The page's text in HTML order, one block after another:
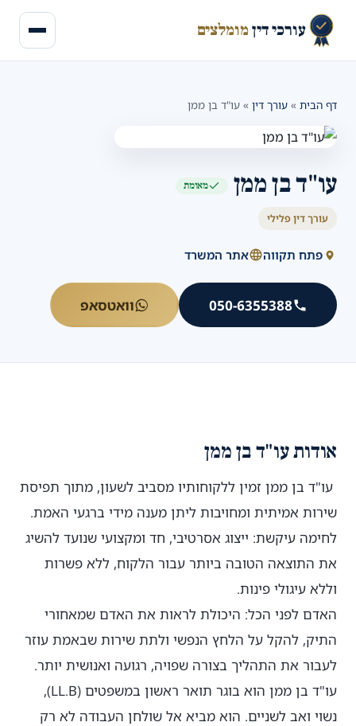
עורכי דיןמומלצים
דף הבית » עורך דין » עו"ד בן ממן
עו"ד בן ממן מאומת
עורך דין פלילי
פתח תקווה אתר המשרד
050-6355388 וואטסאפ
אודות עו"ד בן ממן
עו"ד בן ממן זמין ללקוחותיו מסביב לשעון, מתוך תפיסת
שירות אמיתית ומחויבות ליתן מענה מידי ברגעי האמת.
לחימה עיקשת: ייצוג אסרטיבי, חד ומקצועי שנועד להשיג
את התוצאה הטובה ביותר עבור הלקוח, ללא פשרות
וללא עיגולי פינות.
האדם לפני הכל: היכולת לראות את האדם שמאחורי
התיק, להקל על הלחץ הנפשי ולתת שירות שבאמת עוזר
לעבור את התהליך בצורה שפויה, רגועה ואנושית יותר.
עו"ד בן ממן הוא בוגר תואר ראשון במשפטים (LL.B),
נשוי ואב לשניים. הוא מביא אל שולחן העבודה לא רק